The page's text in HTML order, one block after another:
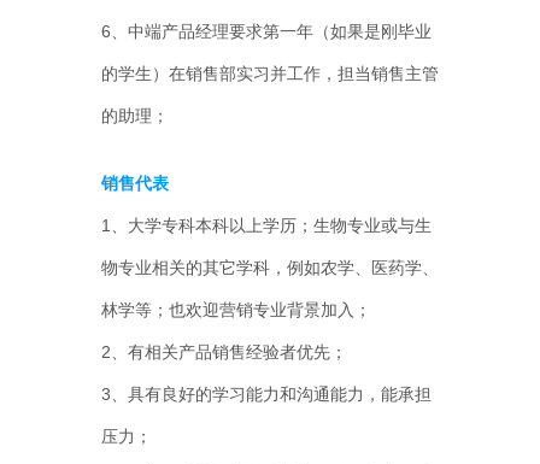
6、中端产品经理要求第一年（如果是刚毕业
的学生）在销售部实习并工作，担当销售主管
的助理；
销售代表
1、大学专科本科以上学历；生物专业或与生
物专业相关的其它学科，例如农学、医药学、
林学等；也欢迎营销专业背景加入；
2、有相关产品销售经验者优先；
3、具有良好的学习能力和沟通能力，能承担
压力；